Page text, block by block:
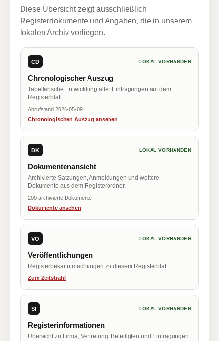
Diese Übersicht zeigt ausschließlich
Registerdokumente und Angaben, die in unserem
lokalen Archiv vorliegen.
CD LOKAL VORHANDEN
Chronologischer Auszug
Tabellarische Entwicklung aller Eintragungen auf dem
Registerblatt.
Abrufstand 2026-05-09
Chronologischen Auszug ansehen
DK LOKAL VORHANDEN
Dokumentenansicht
Archivierte Satzungen, Anmeldungen und weitere
Dokumente aus dem Registerordner.
200 archivierte Dokumente
Dokumente ansehen
VÖ LOKAL VORHANDEN
Veröffentlichungen
Registerbekanntmachungen zu diesem Registerblatt.
Zum Zeitstrahl
SI LOKAL VORHANDEN
Registerinformationen
Übersicht zu Firma, Vertretung, Beteiligten und Eintragungen.